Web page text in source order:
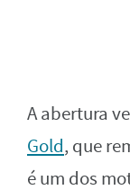
A abertura
Gold, que
é um dos